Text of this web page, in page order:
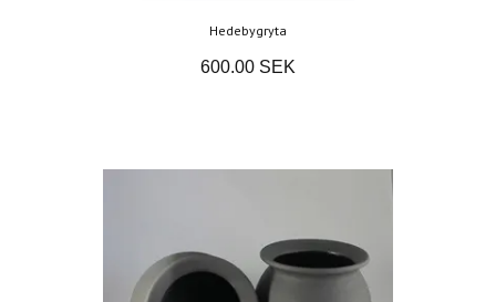
Hedebygryta
600.00 SEK